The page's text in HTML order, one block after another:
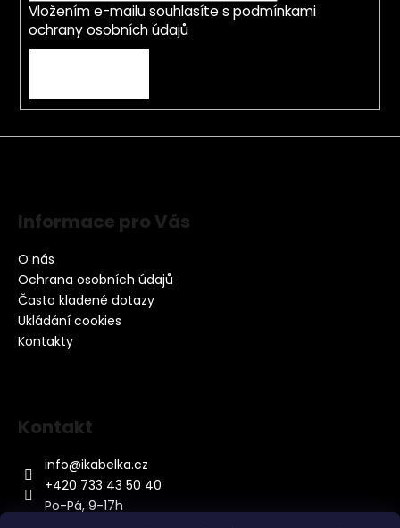
Vložením e-mailu souhlasíte s podmínkami
ochrany osobních údajů
Informace pro Vás
O nás
Ochrana osobních údajů
Často kladené dotazy
Ukládání cookies
Kontakty
Kontakt
info@ikabelka.cz
+420 733 43 50 40
Po-Pá, 9-17h